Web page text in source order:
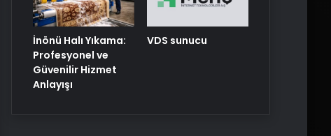
İnönü Halı Yıkama:
Profesyonel ve
Güvenilir Hizmet
Anlayışı
VDS sunucu